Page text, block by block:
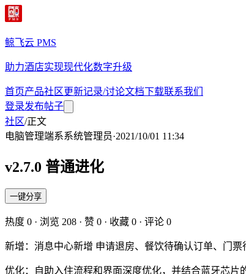
鲸飞云 PMS
助力酒店实现现代化数字升级
首页产品社区更新记录/讨论文档下载联系我们
登录发布帖子
社区/正文
电脑管理端系系统管理员·2021/10/01 11:34
v2.7.0 普通进化
一键分享
热度 0 · 浏览 208 · 赞 0 · 收藏 0 · 评论 0
新增：消息中心新增 申请退房、餐饮待确认订单、门
优化：自助入住流程和界面深度优化，并结合蓝牙芯片